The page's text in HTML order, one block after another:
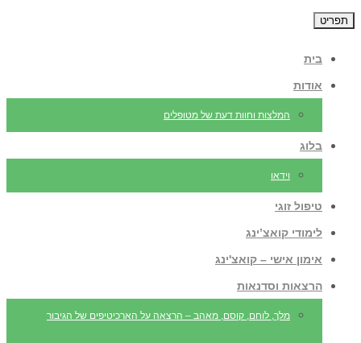
תפריט
בית
אודות
המלצות וחוות דעת של מטופלים
בלוג
וידאו
טיפול זוגי
לימודי קואצ’ינג
אימון אישי – קואצ'ינג
הרצאות וסדנאות
מלך, לוחם, קוסם, מאהב – הרצאה על הארכיטיפים של הגיבור